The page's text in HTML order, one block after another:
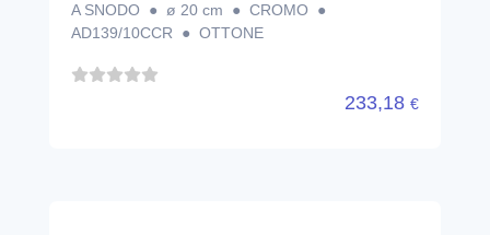
A SNODO ● ø 20 cm ● CROMO ●
AD139/10CCR ● OTTONE
233,18 €